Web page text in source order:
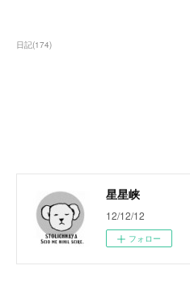
日記(174)
星星峡
12/12/12
フォロー